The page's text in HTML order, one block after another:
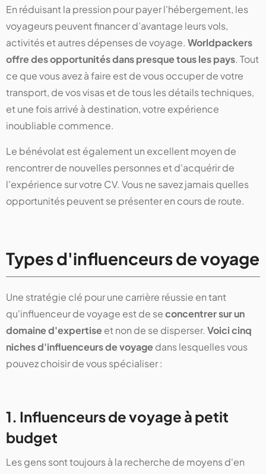
En réduisant la pression pour payer l'hébergement, les
voyageurs peuvent financer d’avantage leurs vols,
activités et autres dépenses de voyage. Worldpackers
offre des opportunités dans presque tous les pays. Tout
ce que vous avez à faire est de vous occuper de votre
transport, de vos visas et de tous les détails techniques,
et une fois arrivé à destination, votre expérience
inoubliable commence.
Le bénévolat est également un excellent moyen de
rencontrer de nouvelles personnes et d'acquérir de
l'expérience sur votre CV. Vous ne savez jamais quelles
opportunités peuvent se présenter en cours de route.
Types d'influenceurs de voyage
Une stratégie clé pour une carrière réussie en tant
qu'influenceur de voyage est de seconcentrer sur un
domaine d'expertiseet non de se disperser. Voici cinq
niches d'influenceurs de voyagedans lesquelles vous
pouvez choisir de vous spécialiser :
1. Influenceurs de voyage à petit
budget
Les gens sont toujours à la recherche de moyens d'en